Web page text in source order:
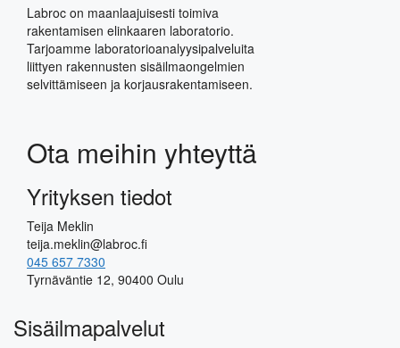
Labroc on maanlaajuisesti toimiva
rakentamisen elinkaaren laboratorio.
Tarjoamme laboratorioanalyysipalveluita
liittyen rakennusten sisäilmaongelmien
selvittämiseen ja korjausrakentamiseen.
Ota meihin yhteyttä
Yrityksen tiedot
Teija Meklin
teija.meklin@labroc.fi
045 657 7330
Tyrnäväntie 12, 90400 Oulu
Sisäilmapalvelut